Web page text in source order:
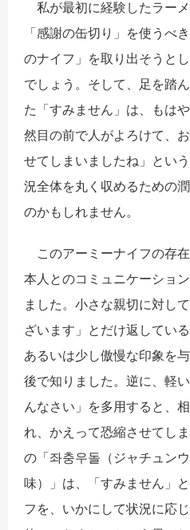
私が最初に経験したラー
「感謝の缶切り」を使うべ
のナイフ」を取り出そうと
でしょう。そして、足を踏
た「すみません」は、もは
然目の前で人がよろけて、
せてしまいましたね」とい
況全体を丸く収めるための
のかもしれません。
このアーミーナイフの存
本人とのコミュニケーショ
ました。小さな親切に対し
ざいます」とだけ返してい
あるいは少し傲慢な印象を
後で知りました。逆に、軽
んなさい」を多用すると、
れ、かえって恐縮させてし
の「좌충우돌（ジャチュン
味）」は、「すみません」
フを、いかにして状況に応